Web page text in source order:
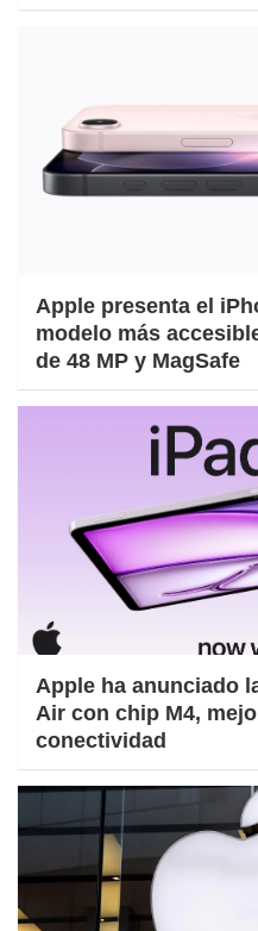
Apple presenta el
modelo más
de 48 MP y MagSafe
Apple ha anunciado
Air con chip M4,
conectividad